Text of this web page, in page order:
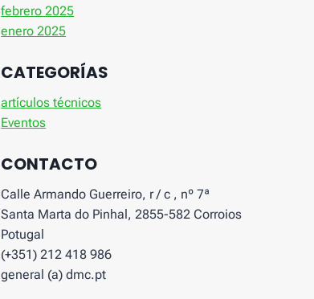
febrero 2025
enero 2025
CATEGORÍAS
artículos técnicos
Eventos
CONTACTO
Calle Armando Guerreiro, r / c , nº 7ª
Santa Marta do Pinhal, 2855-582 Corroios
Potugal
(+351) 212 418 986
general (a) dmc.pt